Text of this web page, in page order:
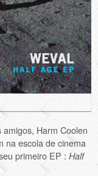
Harm Coolen
na escola de cinema
primeiro EP :Half